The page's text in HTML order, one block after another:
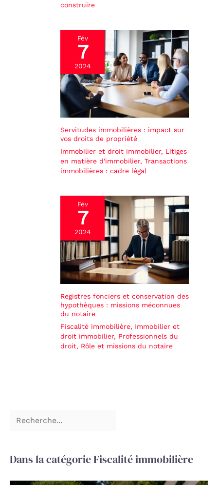
construire
Fév
7
2024
Servitudes immobilières : impact sur
vos droits de propriété
Immobilier et droit immobilier, Litiges
en matière d'immobilier, Transactions
immobilières : cadre légal
Fév
7
2024
Registres fonciers et conservation des
hypothèques : missions méconnues
du notaire
Fiscalité immobilière, Immobilier et
droit immobilier, Professionnels du
droit, Rôle et missions du notaire
Dans la catégorie Fiscalité immobilière